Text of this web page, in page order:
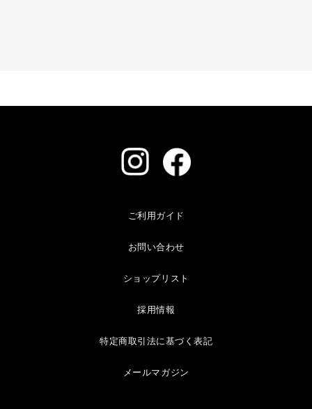
ご利用ガイド
お問い合わせ
ショップリスト
採用情報
特定商取引法に基づく表記
メールマガジン